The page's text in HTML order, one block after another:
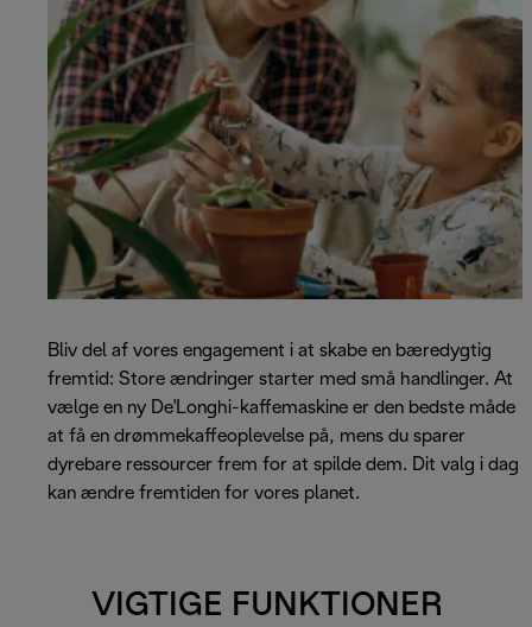
Bliv del af vores engagement i at skabe en bæredygtig
fremtid: Store ændringer starter med små handlinger. At
vælge en ny De'Longhi-kaffemaskine er den bedste måde
at få en drømmekaffeoplevelse på, mens du sparer
dyrebare ressourcer frem for at spilde dem. Dit valg i dag
kan ændre fremtiden for vores planet.
VIGTIGE FUNKTIONER